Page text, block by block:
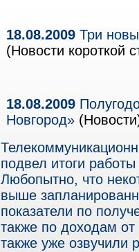
18.08.2009 Три
(Новости короткой
18.08.2009
Новгород»
подвел итоги
Любопытно, что
выше
показатели по
также по доходам
также уже озвучили